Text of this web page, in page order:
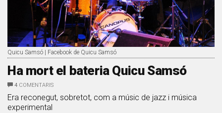
Quicu Samsó | Facebook de Quicu Samsó
Ha mort el bateria Quicu Samsó
4 COMENTARIS
Era reconegut, sobretot, com a músic de jazz i música
experimental